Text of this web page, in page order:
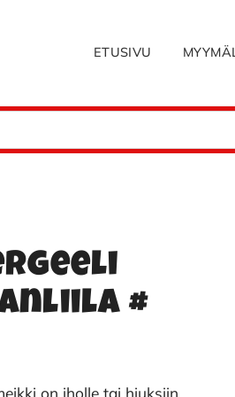
ETUSIVU
#
on iholle tai hiuksiin